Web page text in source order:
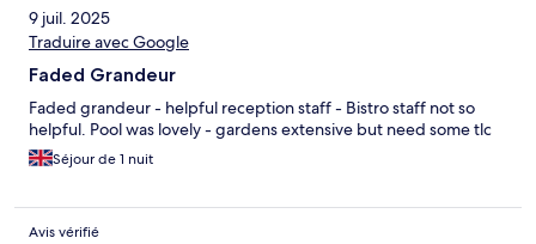
9 juil. 2025
Traduire avec Google
Faded Grandeur
Faded grandeur - helpful reception staff - Bistro staff not so
helpful. Pool was lovely - gardens extensive but need some tlc
Séjour de 1 nuit
Avis vérifié